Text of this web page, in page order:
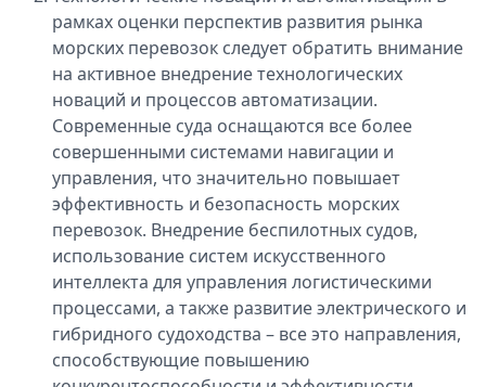
рамках оценки перспектив развития рынка
морских перевозок следует обратить внимание
на активное внедрение технологических
новаций и процессов автоматизации.
Современные суда оснащаются все более
совершенными системами навигации и
управления, что значительно повышает
эффективность и безопасность морских
перевозок. Внедрение беспилотных судов,
использование систем искусственного
интеллекта для управления логистическими
процессами, а также развитие электрического и
гибридного судоходства – все это направления,
способствующие повышению